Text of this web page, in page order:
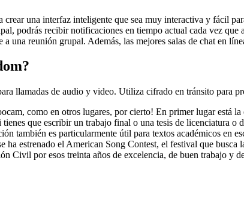
crear una interfaz inteligente que sea muy interactiva y fácil
podrás recibir notificaciones en tiempo actual cada vez
una reunión grupal. Además, las mejores salas de chat en
llamadas de audio y video. Utiliza cifrado en tránsito para
como en otros lugares, por cierto! En primer lugar está
que escribir un trabajo final o una tesis de licenciatura
también es particularmente útil para textos académicos en
estrenado el American Song Contest, el festival que
Civil por esos treinta años de excelencia, de buen trabajo y